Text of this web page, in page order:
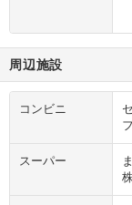
周辺施設
コンビニ
スーパー